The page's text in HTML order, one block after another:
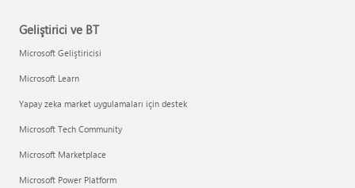
Geliştirici ve BT
Microsoft Geliştiricisi
Microsoft Learn
Yapay zeka market uygulamaları için destek
Microsoft Tech Community
Microsoft Marketplace
Microsoft Power Platform